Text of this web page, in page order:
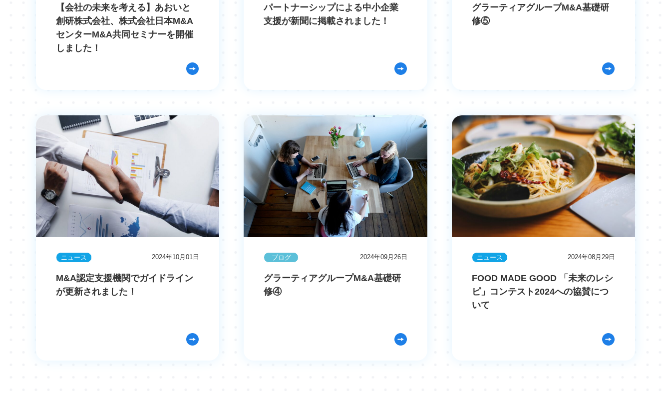
【会社の未来を考える】あおいと
創研株式会社、株式会社日本M&A
センターM&A共同セミナーを開催
しました！
パートナーシップによる中小企業
支援が新聞に掲載されました！
グラーティアグループM&A基礎研
修⑤
ニュース 2024年10月01日
M&A認定支援機関でガイドライン
が更新されました！
ブログ 2024年09月26日
グラーティアグループM&A基礎研
修④
ニュース 2024年08月29日
FOOD MADE GOOD 「未来のレシ
ピ」コンテスト2024への協賛につ
いて